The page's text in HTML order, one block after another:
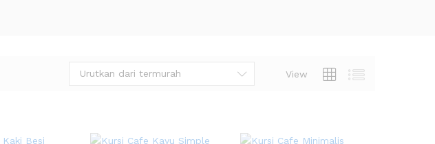
View
Urutkan dari termurah